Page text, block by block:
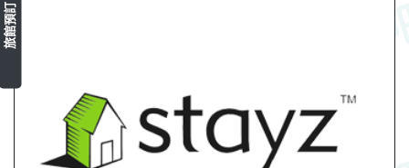
旅館預訂